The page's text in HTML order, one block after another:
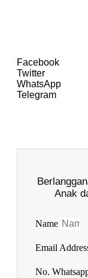
Facebook
Twitter
WhatsApp
Telegram
Anak
Name
Email
No.